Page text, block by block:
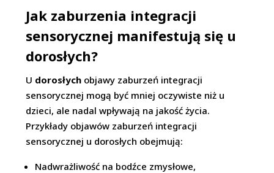
Jak zaburzenia integracji
sensorycznej manifestują się u
dorosłych?
U dorosłych objawy zaburzeń integracji
sensorycznej mogą być mniej oczywiste niż u
dzieci, ale nadal wpływają na jakość życia.
Przykłady objawów zaburzeń integracji
sensorycznej u dorosłych obejmują:
Nadwrażliwość na bodźce zmysłowe,